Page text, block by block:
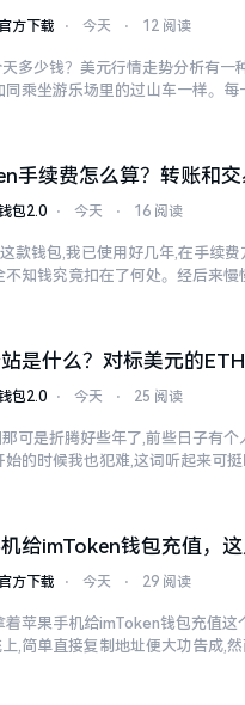
方下载 ⋅ 今天 ⋅ 12 阅读
天多少钱？美元行情走势分析有
同乘坐游乐场里的过山车一样。
手续费怎么算？转账和交
包2.0 ⋅ 今天 ⋅ 16 阅读
款钱包,我已使用好几年,在手续
不知钱究竟扣在了何处。经后来慢
是什么？对标美元的
包2.0 ⋅ 今天 ⋅ 25 阅读
可是折腾好些年了,前些日子有
始的时候我也犯难,这词听起来可
给imToken钱包充值，
方下载 ⋅ 今天 ⋅ 29 阅读
着苹果手机给imToken钱包充值
,简单直接复制地址便大功告成,